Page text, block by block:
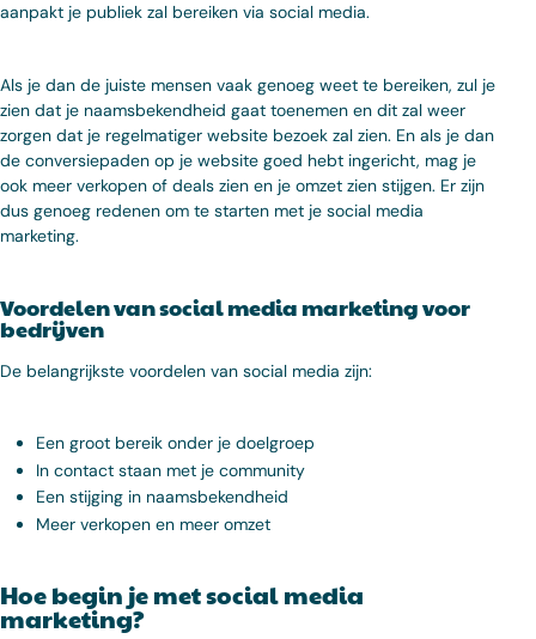
aanpakt je publiek zal bereiken via social media.
Als je dan de juiste mensen vaak genoeg weet te bereiken, zul je
zien dat je naamsbekendheid gaat toenemen en dit zal weer
zorgen dat je regelmatiger website bezoek zal zien. En als je dan
de conversiepaden op je website goed hebt ingericht, mag je
ook meer verkopen of deals zien en je omzet zien stijgen. Er zijn
dus genoeg redenen om te starten met je social media
marketing.
Voordelen van social media marketing voor
bedrijven
De belangrijkste voordelen van social media zijn:
Een groot bereik onder je doelgroep
In contact staan met je community
Een stijging in naamsbekendheid
Meer verkopen en meer omzet
Hoe begin je met social media
marketing?